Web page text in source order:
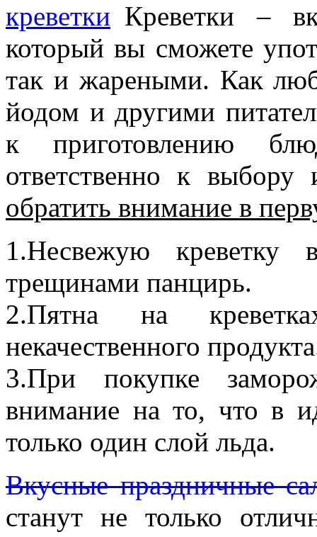
Креветки –
который вы сможете
так и жареными. Как
йодом и другими
к приготовлению
ответственно к выбору
обратить внимание в
1.Несвежую креветку
трещинами панцирь.
2.Пятна на
некачественного
3.При покупке
внимание на то, что в
только один слой льда.
Вкусные праздничные
станут не только